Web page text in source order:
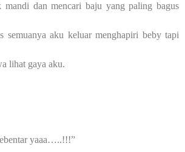
mandi dan mencari baju yang paling bagus
semuanya aku keluar menghapiri beby tapi
lihat gaya aku.
yaaa…..!!!”